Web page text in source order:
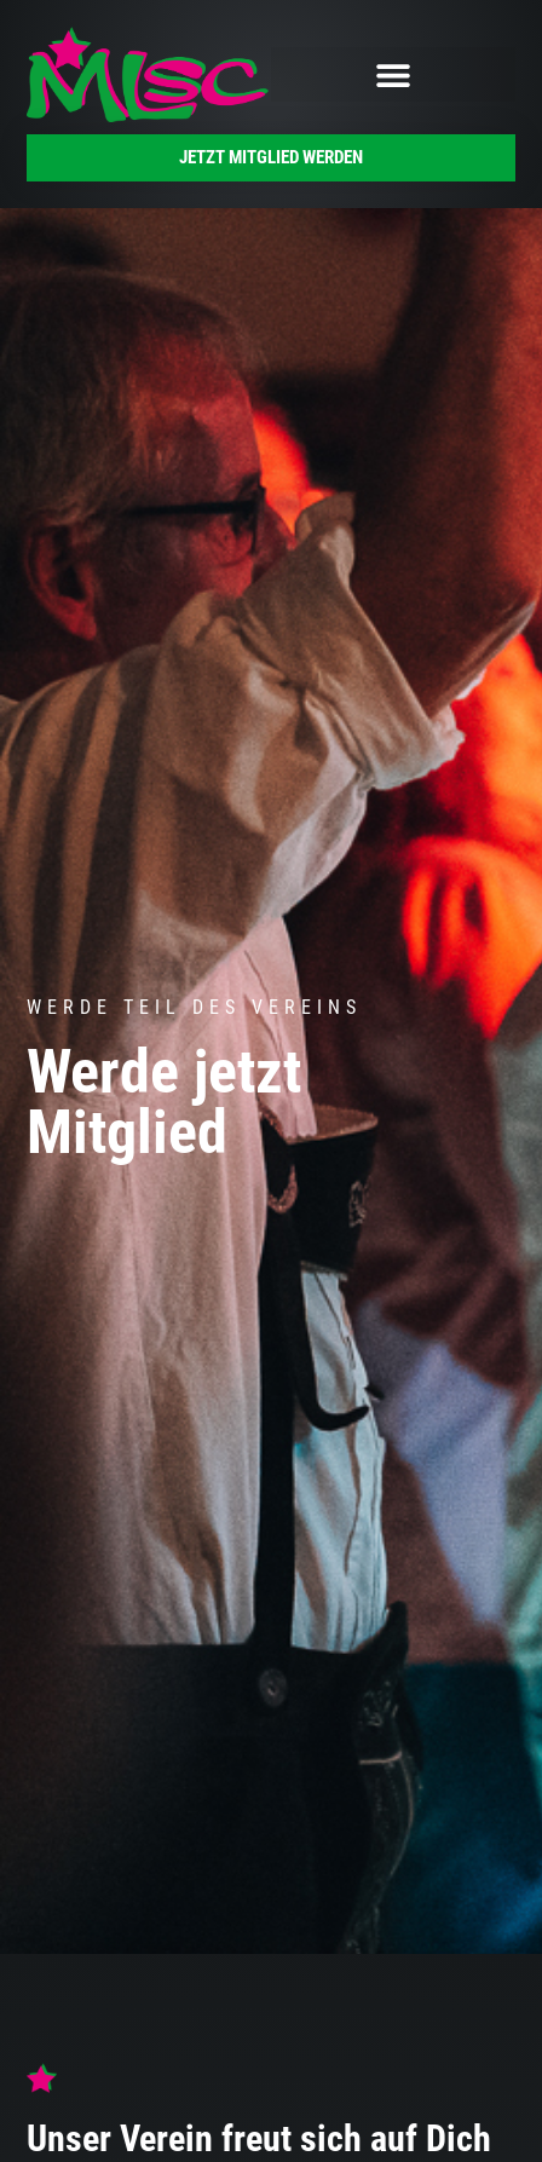
JETZT MITGLIED WERDEN
WERDE TEIL DES VEREINS
Werde jetzt
Mitglied
Unser Verein freut sich auf Dich